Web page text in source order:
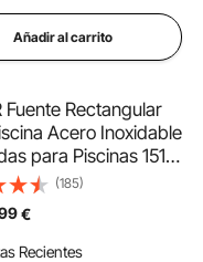
Añadir al carrito
Fuente Rectangular
Acero Inoxidable
para Piscinas 151 x
cm Fuente de Piscina
Flujo de Agua con
de Colores Cascada
Patio Estanque
(185)
€
Recientes